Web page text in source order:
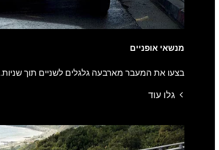
מנשאי אופניים
בצעו את המעבר מארבעה גלגלים לשניים תוך שניות.
גלו עוד